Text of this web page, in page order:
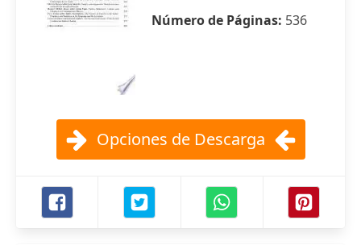
Número de Páginas: 536
Opciones de Descarga